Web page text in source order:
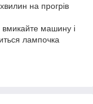
на прогрів
машину і
лампочка